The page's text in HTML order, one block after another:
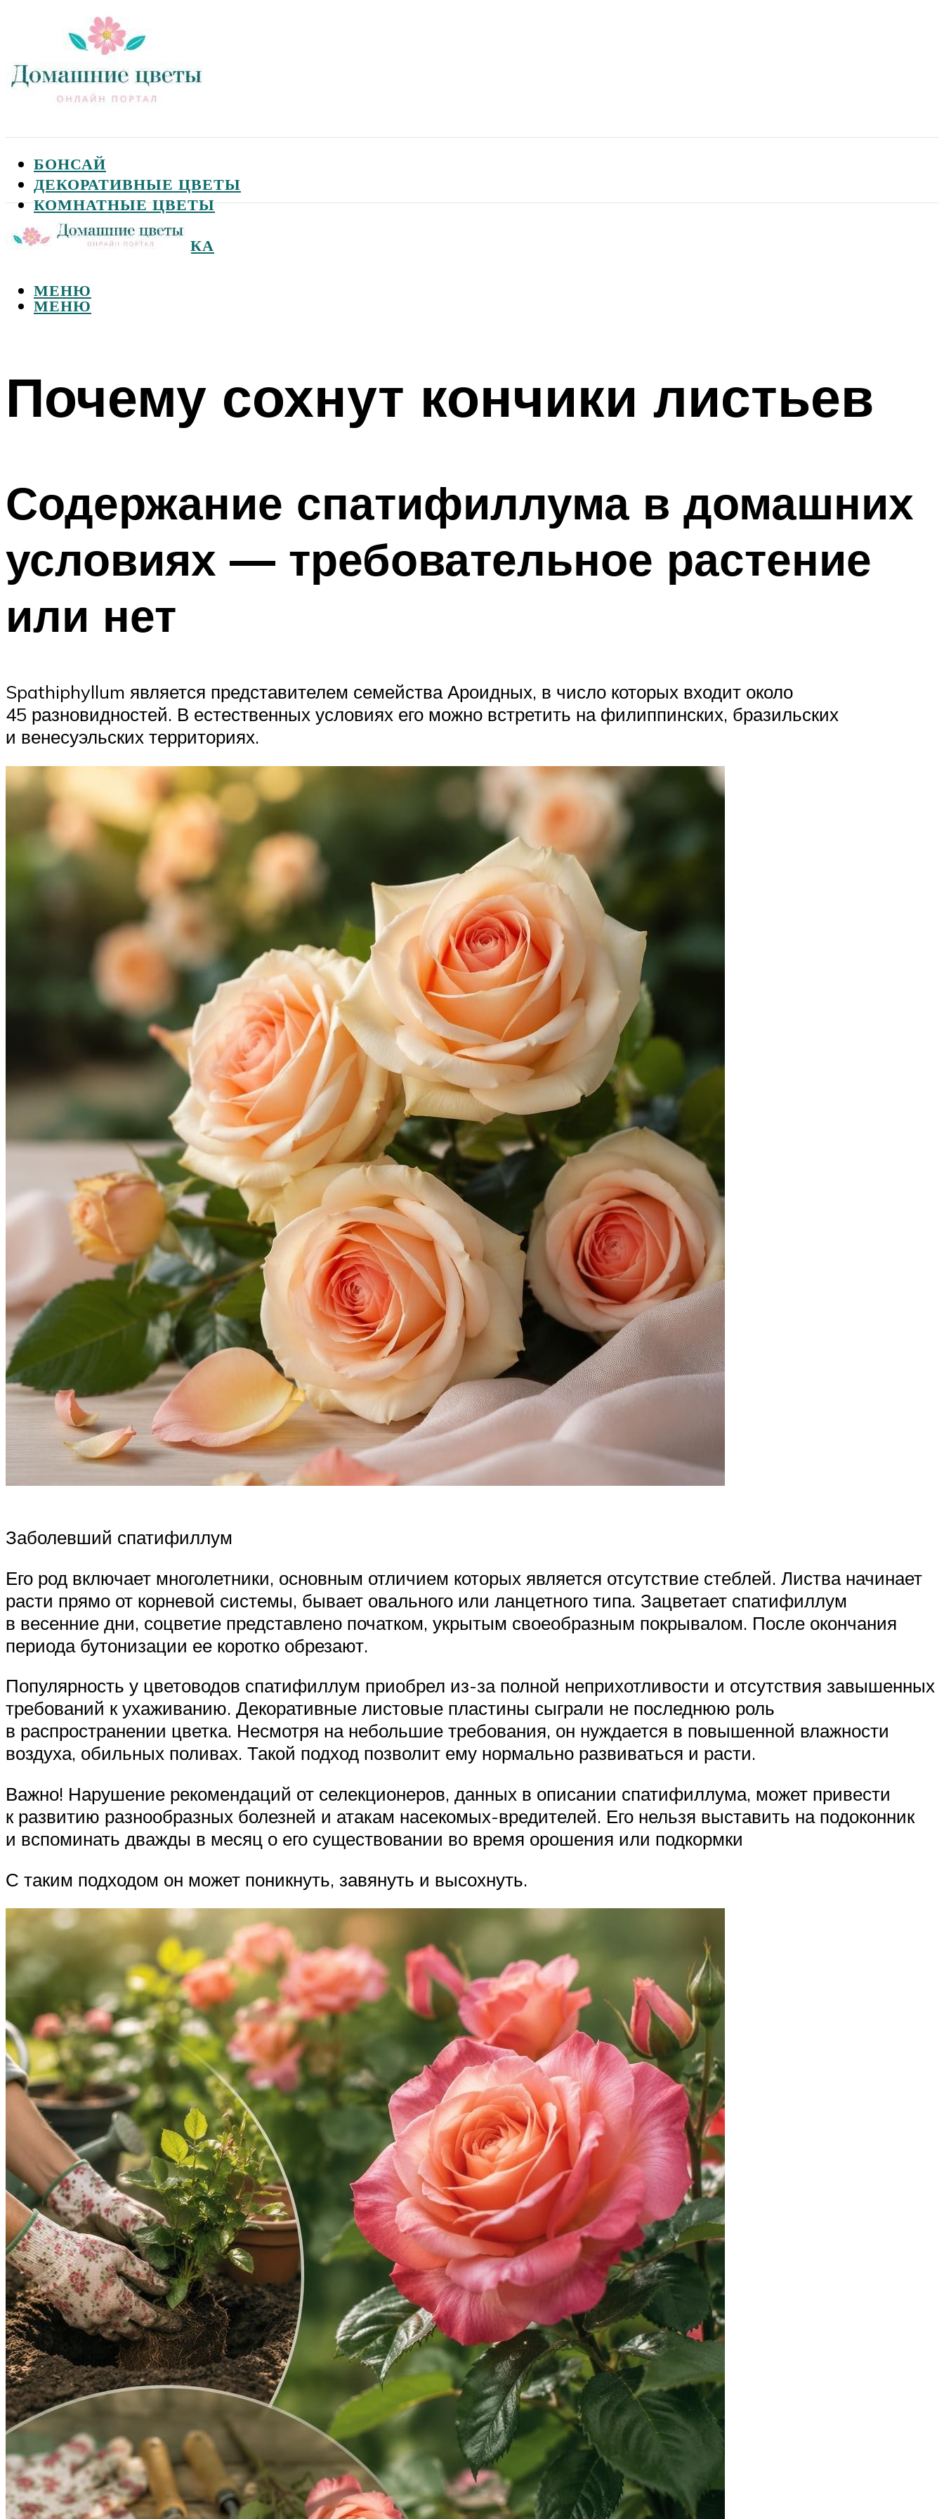
БОНСАЙ
ДЕКОРАТИВНЫЕ ЦВЕТЫ
КОМНАТНЫЕ ЦВЕТЫ
САДОВЫЕ ЦВЕТЫ
СЕМЕНА И ПОСАДКА
МЕНЮ
МЕНЮ
Почему сохнут кончики листьев
Содержание спатифиллума в домашних
условиях — требовательное растение
или нет
Spathiphyllum является представителем семейства Ароидных, в число которых входит около
45 разновидностей. В естественных условиях его можно встретить на филиппинских, бразильских
и венесуэльских территориях.
Заболевший спатифиллум
Его род включает многолетники, основным отличием которых является отсутствие стеблей. Листва начинает
расти прямо от корневой системы, бывает овального или ланцетного типа. Зацветает спатифиллум
в весенние дни, соцветие представлено початком, укрытым своеобразным покрывалом. После окончания
периода бутонизации ее коротко обрезают.
Популярность у цветоводов спатифиллум приобрел из-за полной неприхотливости и отсутствия завышенных
требований к ухаживанию. Декоративные листовые пластины сыграли не последнюю роль
в распространении цветка. Несмотря на небольшие требования, он нуждается в повышенной влажности
воздуха, обильных поливах. Такой подход позволит ему нормально развиваться и расти.
Важно! Нарушение рекомендаций от селекционеров, данных в описании спатифиллума, может привести
к развитию разнообразных болезней и атакам насекомых-вредителей. Его нельзя выставить на подоконник
и вспоминать дважды в месяц о его существовании во время орошения или подкормки
С таким подходом он может поникнуть, завянуть и высохнуть.